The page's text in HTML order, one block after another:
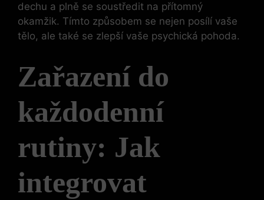
dechu a plně se soustředit na přítomný
okamžik. Tímto způsobem se nejen posílí vaše
tělo, ale také se zlepší vaše psychická pohoda.
Zařazení do
každodenní
rutiny: Jak
integrovat